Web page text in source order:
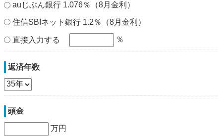
auじぶん銀行 1.076％（8月金利）
住信SBIネット銀行 1.2％（8月金利）
直接入力する ％
返済年数
頭金
万円